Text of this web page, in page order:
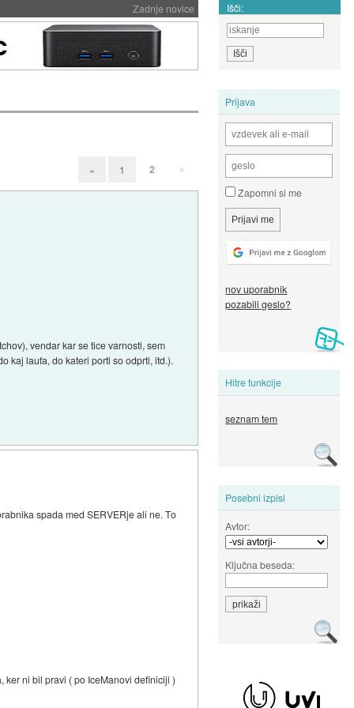
Zadnje novice Išči:
Prijava
Zapomni si me
nov uporabnik
pozabili geslo?
Hitre funkcije
seznam tem
Posebni izpisi
Avtor:
Ključna beseda:
« 1 2 »
vendar kar se tice varnosti, sem
kaj laufa, do kateri porti so odprti, itd.).
spada med SERVERje ali ne. To
ker ni bil pravi ( po IceManovi definiciji )